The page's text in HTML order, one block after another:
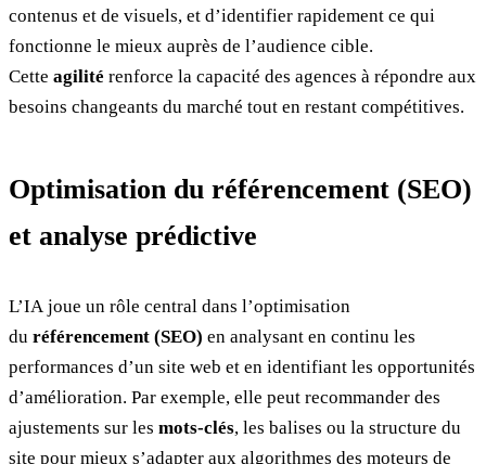
contenus et de visuels, et d’identifier rapidement ce qui
fonctionne le mieux auprès de l’audience cible.
Cette agilité renforce la capacité des agences à répondre aux
besoins changeants du marché tout en restant compétitives.
Optimisation du référencement (SEO)
et analyse prédictive
L’IA joue un rôle central dans l’optimisation
du référencement (SEO) en analysant en continu les
performances d’un site web et en identifiant les opportunités
d’amélioration. Par exemple, elle peut recommander des
ajustements sur les mots-clés, les balises ou la structure du
site pour mieux s’adapter aux algorithmes des moteurs de